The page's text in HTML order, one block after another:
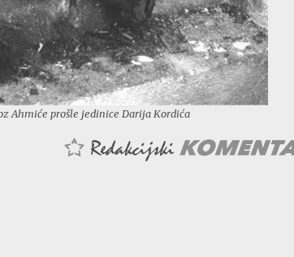
Ahmiće prošle jedinice Darija Kordića